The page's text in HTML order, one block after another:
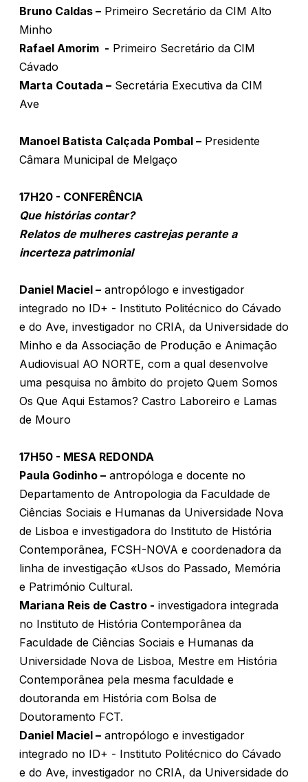
Bruno Caldas – Primeiro Secretário da CIM Alto
Minho
Rafael Amorim - Primeiro Secretário da CIM
Cávado
Marta Coutada – Secretária Executiva da CIM
Ave
Manoel Batista Calçada Pombal – Presidente
Câmara Municipal de Melgaço
17H20 - CONFERÊNCIA
Que histórias contar?
Relatos de mulheres castrejas perante a
incerteza patrimonial
Daniel Maciel – antropólogo e investigador
integrado no ID+ - Instituto Politécnico do Cávado
e do Ave, investigador no CRIA, da Universidade do
Minho e da Associação de Produção e Animação
Audiovisual AO NORTE, com a qual desenvolve
uma pesquisa no âmbito do projeto Quem Somos
Os Que Aqui Estamos? Castro Laboreiro e Lamas
de Mouro
17H50 - MESA REDONDA
Paula Godinho – antropóloga e docente no
Departamento de Antropologia da Faculdade de
Ciências Sociais e Humanas da Universidade Nova
de Lisboa e investigadora do Instituto de História
Contemporânea, FCSH-NOVA e coordenadora da
linha de investigação «Usos do Passado, Memória
e Património Cultural.
Mariana Reis de Castro - investigadora integrada
no Instituto de História Contemporânea da
Faculdade de Ciências Sociais e Humanas da
Universidade Nova de Lisboa, Mestre em História
Contemporânea pela mesma faculdade e
doutoranda em História com Bolsa de
Doutoramento FCT.
Daniel Maciel – antropólogo e investigador
integrado no ID+ - Instituto Politécnico do Cávado
e do Ave, investigador no CRIA, da Universidade do